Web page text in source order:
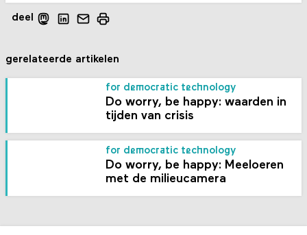
deel
gerelateerde artikelen
for democratic technology
Do worry, be happy: waarden in
tijden van crisis
for democratic technology
Do worry, be happy: Meeloeren
met de milieucamera